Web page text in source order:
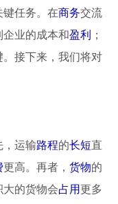
键任务。在商务交流
企业的成本和盈利
；
。接下来，我们将对
，运输路程的长短直
更高。再者， 货物的
的货物会占用更多